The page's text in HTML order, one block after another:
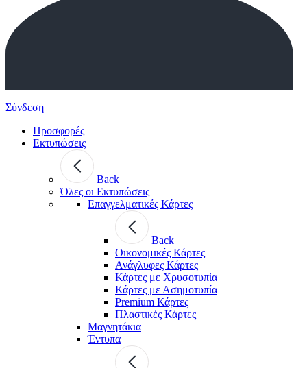
Σύνδεση
Προσφορές
Εκτυπώσεις
Back
Όλες οι Εκτυπώσεις
Επαγγελματικές Κάρτες
Back
Οικονομικές Κάρτες
Ανάγλυφες Κάρτες
Κάρτες με Χρυσοτυπία
Κάρτες με Ασημοτυπία
Premium Κάρτες
Πλαστικές Κάρτες
Μαγνητάκια
Έντυπα